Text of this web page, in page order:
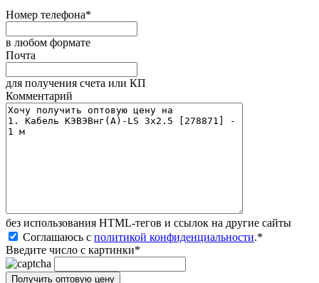
Номер телефона*
в любом формате
Почта
для получения счета или КП
Комментарий
без иcпользования HTML-тегов и ссылок на другие сайты
Соглашаюсь с политикой конфиденциальности.*
Введите число с картинки*